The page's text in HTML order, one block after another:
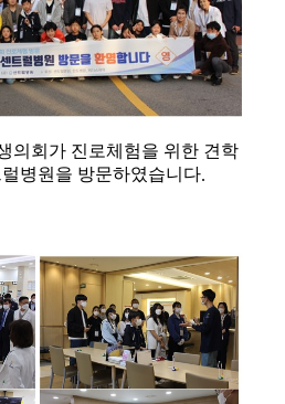
의회가 진로체험을 위한 견학
병원을 방문하였습니다.